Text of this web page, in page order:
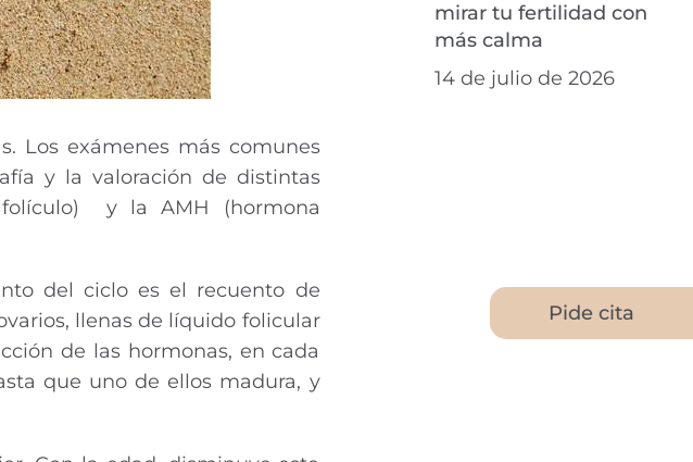
Los exámenes más comunes
y la valoración de distintas
folículo) y la AMH (hormona
del ciclo es el recuento de
llenas de líquido folicular
de las hormonas, en cada
que uno de ellos madura, y
mirar tu fertilidad con
más calma
14 de julio de 2026
Pide cita